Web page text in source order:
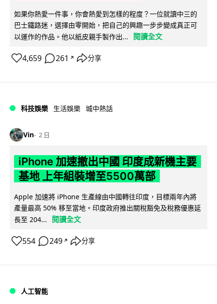
如果你熱愛一件事，你會熱愛到怎樣的程度？一位就讀中三的
巴士鐵路迷，選擇由零開始，把自己的興趣一步步變成真正可
以運作的作品。他以紙皮親手製作出...
閱讀全文
4,659 261 ↗ 分享
科技娛樂 生活娛樂 城中熱話
Vin 2 日
iPhone 加速撤出中國 印度成新機主要
基地 上年組裝增至5500萬部
Apple 加速將 iPhone 生產線由中國轉往印度，目標兩年內將
產量最高 50% 移至當地。印度政府推出關稅豁免及稅務優惠延
長至 204...
閱讀全文
554 249 ↗ 分享
人工智能